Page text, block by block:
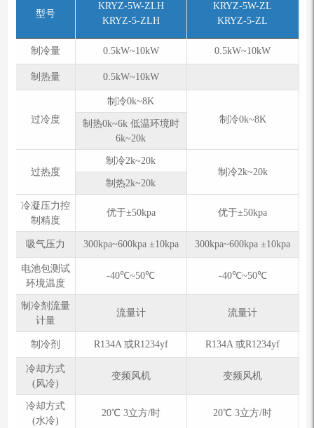
型号
KRYZ-5W-ZLH
KRYZ-5-ZLH
KRYZ-5W-ZL
KRYZ-5-ZL
制冷量 0.5kW~10kW 0.5kW~10kW
制热量 0.5kW~10kW
过冷度
制冷0k~8K
制冷0k~8K
制热0k~6k 低温环境时
6k~20k
过热度
制冷2k~20k
制冷2k~20k
制热2k~20k
冷凝压力控
制精度
优于±50kpa 优于±50kpa
吸气压力 300kpa~600kpa ±10kpa 300kpa~600kpa ±10kpa
电池包测试
环境温度
-40℃~50℃ -40℃~50℃
制冷剂流量
计量
流量计 流量计
制冷剂 R134A 或R1234yf R134A 或R1234yf
冷却方式
(风冷)
变频风机 变频风机
冷却方式
(水冷)
20℃ 3立方/时 20℃ 3立方/时